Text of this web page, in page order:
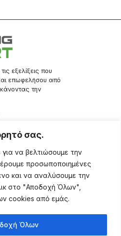
σας.
να βελτιώσουμε την
προσωποποιημένες
και να αναλύσουμε την
στο "Αποδοχή Όλων",
cookies από εμάς.
Όλων
εξελίξεις που
επωφελήσου από
την